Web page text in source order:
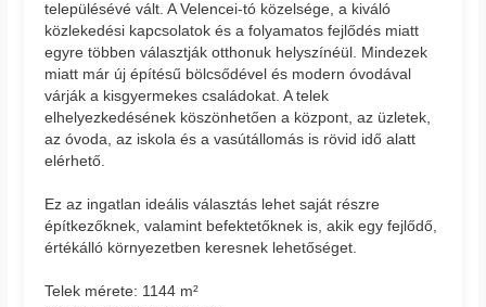
településévé vált. A Velencei-tó közelsége, a kiváló
közlekedési kapcsolatok és a folyamatos fejlődés miatt
egyre többen választják otthonuk helyszínéül. Mindezek
miatt már új építésű bölcsődével és modern óvodával
várják a kisgyermekes családokat. A telek
elhelyezkedésének köszönhetően a központ, az üzletek,
az óvoda, az iskola és a vasútállomás is rövid idő alatt
elérhető.
Ez az ingatlan ideális választás lehet saját részre
építkezőknek, valamint befektetőknek is, akik egy fejlődő,
értékálló környezetben keresnek lehetőséget.
Telek mérete: 1144 m²